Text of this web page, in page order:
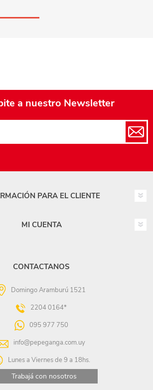
a nuestro Newsletter
PARA EL CLIENTE
MI CUENTA
CONTACTANOS
Domingo Aramburú 1521
2204 0164*
095 977 750
info@pepeganga.com.uy
Lunes a Viernes de 9 a 18hs.
Trabajá con nosotros